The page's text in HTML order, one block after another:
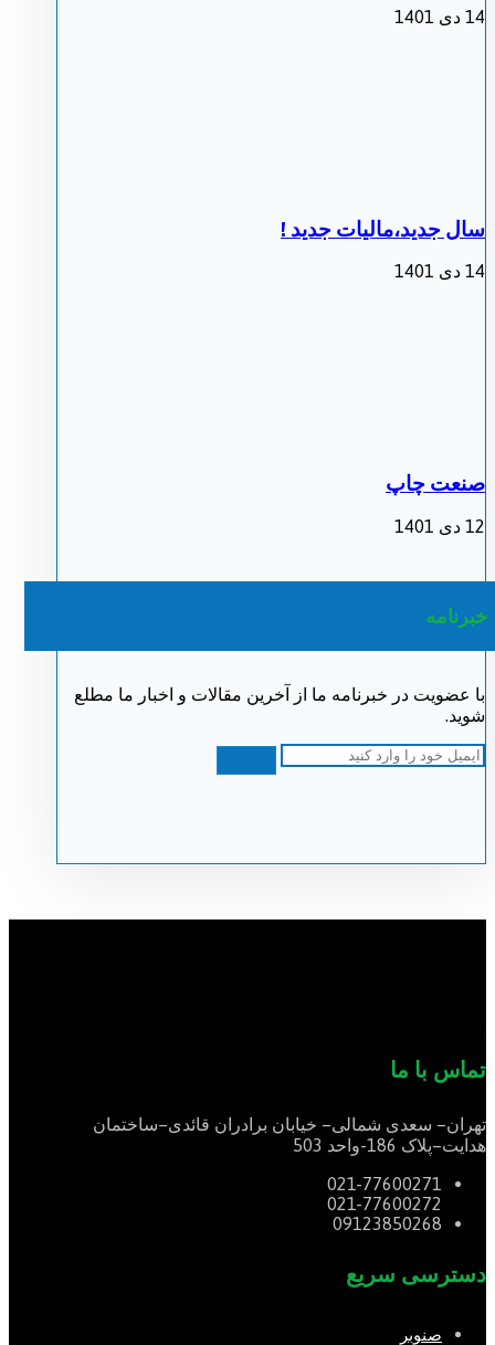
14 دی 1401
سال جدید،مالیات جدید !
14 دی 1401
صنعت چاپ
12 دی 1401
خبرنامه
با عضویت در خبرنامه ما از آخرین مقالات و اخبار ما مطلع
شوید.
تماس با ما
تهران– سعدی شمالی– خیابان برادران قائدی–ساختمان
هدایت–پلاک واحد
021-77600271
021-77600272
09123850268
دسترسی سریع
صنوبر